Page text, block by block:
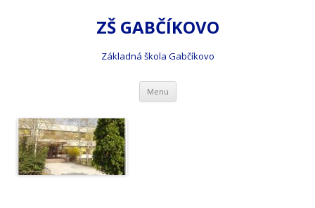
ZŠ GABČÍKOVO
Základná škola Gabčíkovo
Menu Preskočiť
obsah